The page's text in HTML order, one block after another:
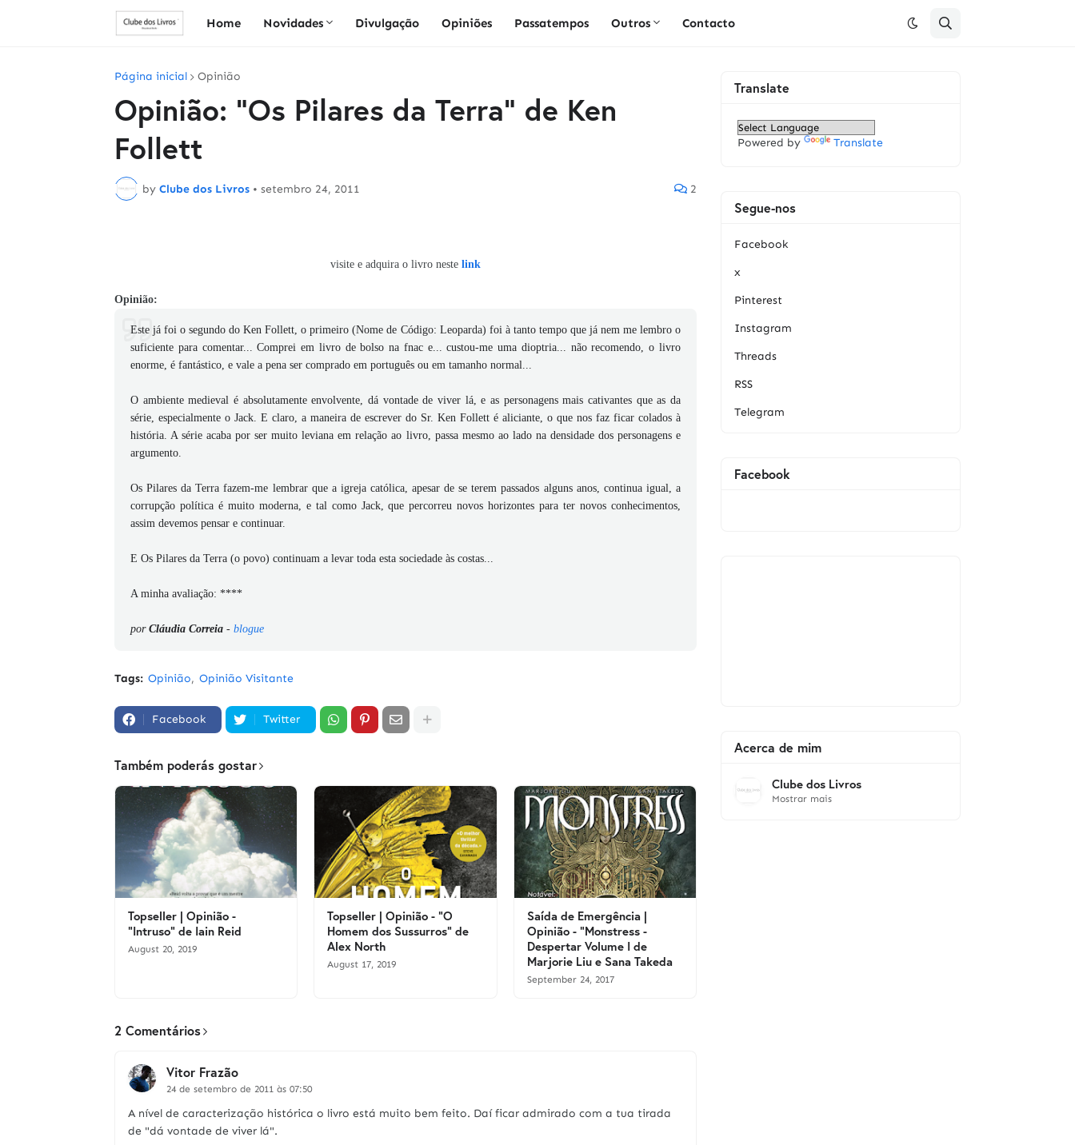
Home Novidades Divulgação Opiniões Passatempos Outros Contacto
Página inicial Opinião
Opinião: "Os Pilares da Terra" de Ken
Follett
by Clube dos Livros • setembro 24, 2011 2
visite e adquira o livro neste link
Opinião:
Este já foi o segundo do Ken Follett, o primeiro (Nome de Código: Leoparda) foi à tanto tempo que já nem me lembro o
suficiente para comentar... Comprei em livro de bolso na fnac e... custou-me uma dioptria... não recomendo, o livro
enorme, é fantástico, e vale a pena ser comprado em português ou em tamanho normal...
O ambiente medieval é absolutamente envolvente, dá vontade de viver lá, e as personagens mais cativantes que as da
série, especialmente o Jack. E claro, a maneira de escrever do Sr. Ken Follett é aliciante, o que nos faz ficar colados à
história. A série acaba por ser muito leviana em relação ao livro, passa mesmo ao lado na densidade dos personagens e
argumento.
Os Pilares da Terra fazem-me lembrar que a igreja católica, apesar de se terem passados alguns anos, continua igual, a
corrupção política é muito moderna, e tal como Jack, que percorreu novos horizontes para ter novos conhecimentos,
assim devemos pensar e continuar.
E Os Pilares da Terra (o povo) continuam a levar toda esta sociedade às costas...
A minha avaliação: ****
por Cláudia Correia - blogue
Tags: Opinião Opinião Visitante
Facebook Twitter
Também poderás gostar
Topseller | Opinião -
"Intruso" de Iain Reid
August 20, 2019
Topseller | Opinião - "O
Homem dos Sussurros" de
Alex North
August 17, 2019
Saída de Emergência |
Opinião - "Monstress -
Despertar Volume I de
Marjorie Liu e Sana Takeda
September 24, 2017
2 Comentários
Vitor Frazão
24 de setembro de 2011 às 07:50
A nível de caracterização histórica o livro está muito bem feito. Daí ficar admirado com a tua tirada
de "dá vontade de viver lá".
Translate
Powered by Translate
Segue-nos
Facebook
x
Pinterest
Instagram
Threads
RSS
Telegram
Facebook
Acerca de mim
Clube dos Livros
Mostrar mais